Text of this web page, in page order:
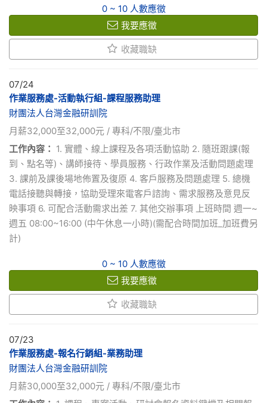
0 ~ 10 人數應徵
我要應徵
收藏職缺
07/24
作業服務處-活動執行組-課程服務助理
財團法人台灣金融研訓院
月薪32,000至32,000元 / 專科/不限/臺北市
工作內容： 1. 實體、線上課程及各項活動協助 2. 隨班跟課(報
到、點名等)、講師接待、學員服務、行政作業及活動問題處理
3. 課前及課後場地佈置及復原 4. 客戶服務及問題處理 5. 總機
電話接聽與轉接，協助受理來電客戶諮詢、需求服務及意見反
映事項 6. 可配合活動需求出差 7. 其他交辦事項 上班時間 週一~
週五 08:00~16:00 (中午休息一小時)(需配合時間加班_加班費另
計)
0 ~ 10 人數應徵
我要應徵
收藏職缺
07/23
作業服務處-報名行銷組-業務助理
財團法人台灣金融研訓院
月薪30,000至32,000元 / 專科/不限/臺北市